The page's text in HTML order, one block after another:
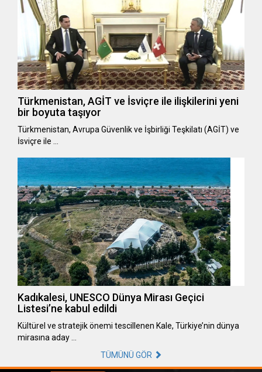
Türkmenistan, AGİT ve İsviçre ile ilişkilerini yeni
bir boyuta taşıyor
Türkmenistan, Avrupa Güvenlik ve İşbirliği Teşkilatı (AGİT) ve
İsviçre ile …
Kadıkalesi, UNESCO Dünya Mirası Geçici
Listesi’ne kabul edildi
Kültürel ve stratejik önemi tescillenen Kale, Türkiye’nin dünya
mirasına aday …
TÜMÜNÜ GÖR